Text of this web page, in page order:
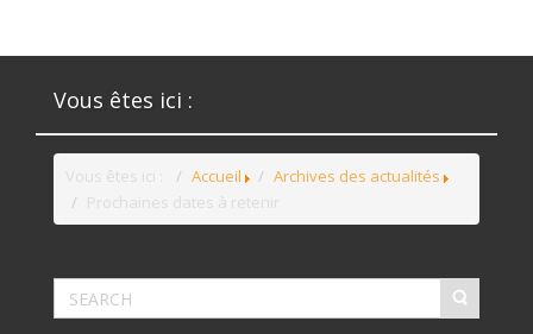
Vous êtes ici :
Vous êtes ici : Accueil
Archives des actualités
Prochaines dates à retenir